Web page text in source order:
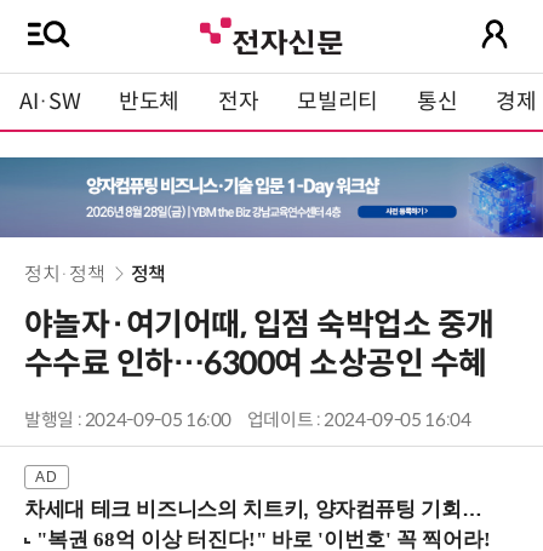
AI·SW 반도체 전자 모빌리티 통신 경제
정치·정책 정책
야놀자·여기어때, 입점 숙박업소 중개
수수료 인하…6300여 소상공인 수혜
발행일 : 2024-09-05 16:00 업데이트 : 2024-09-05 16:04
차세대 테크 비즈니스의 치트키, 양자컴퓨팅 기회를 선점하라! (8/28 강남역)